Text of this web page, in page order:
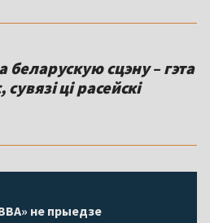
беларускую сцэну – гэта
ці расейскі
не прыедзе